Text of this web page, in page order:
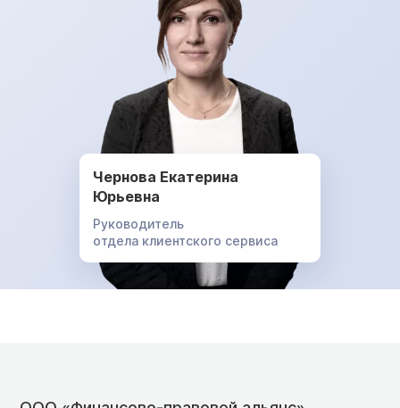
Чернова Екатерина
Юрьевна
Руководитель
отдела клиентского сервиса